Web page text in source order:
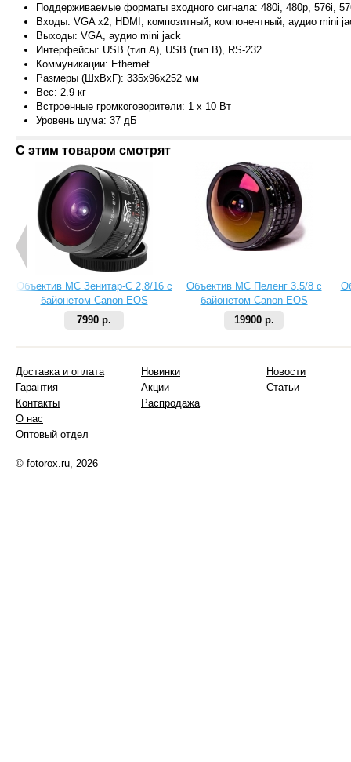
Поддерживаемые форматы входного сигнала: 480i, 480p, 576i,
Входы: VGA x2, HDMI, композитный, компонентный, аудио mini
Выходы: VGA, аудио mini jack
Интерфейсы: USB (тип A), USB (тип B), RS-232
Коммуникации: Ethernet
Размеры (ШxВxГ): 335x96x252 мм
Вес: 2.9 кг
Встроенные громкоговорители: 1 x 10 Вт
Уровень шума: 37 дБ
С этим товаром смотрят
Объектив МС Зенитар-C 2,8/16 с
байонетом Canon EOS
7990 р.
Объектив МС Пеленг 3.5/8 с
байонетом Canon EOS
19900 р.
Доставка и оплата
Гарантия
Контакты
О нас
Оптовый отдел
Новинки
Акции
Распродажа
Новости
Статьи
© fotorox.ru, 2026